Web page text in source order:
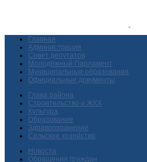
Главная
Администрация
Совет депутатов
Молодежный Парламент
Муниципальные образования
Официальные документы
Глава района
Строительство и ЖКХ
Культура
Образование
Здравоохранение
Сельское хозяйство
Новости
Обращения граждан